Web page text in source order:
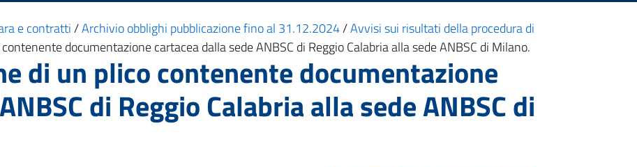
e contratti/Archivio obblighi pubblicazione fino al 31.12.2024/Avvisi sui risultati della procedura di
documentazione cartacea dalla sede ANBSC di Reggio Calabria alla sede ANBSC di Milano.
di un plico contenente documentazione
di Reggio Calabria alla sede ANBSC di